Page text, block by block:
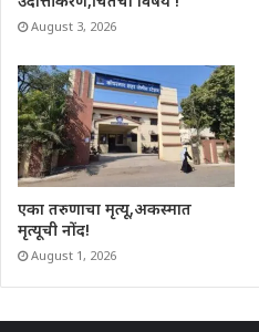
August 3, 2026
एका तरुणाचा मृत्यू,अकस्मात
मृत्यूची नोंद!
August 1, 2026